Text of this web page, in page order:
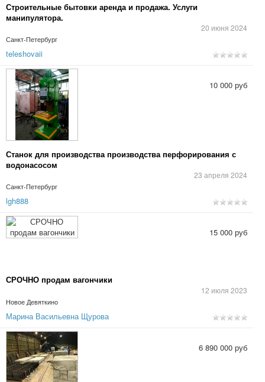
Строительные бытовки аренда и продажа. Услуги
манипулятора.
20 июня 2024
Санкт-Петербург
teleshovaii
Станок для производства производства перфорирования с
водонасосом
23 апреля 2024
Санкт-Петербург
10 000 руб
lgh888
СРОЧНО продам вагончики
12 июля 2023
Новое Девяткино
15 000 руб
Марина Васильевна Щурова
6 890 000 руб